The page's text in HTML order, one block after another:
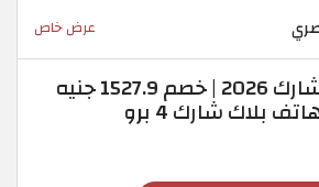
عرض خاص
كود خصم بلاك شارك 2026 | خصم 1527.9 جنيه
بلاك شارك 4 برو